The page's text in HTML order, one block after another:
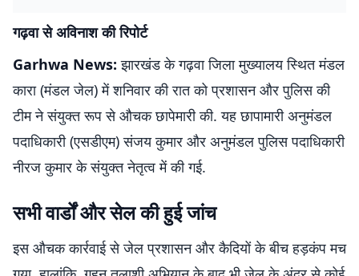
गढ़वा से अविनाश की रिपोर्ट
Garhwa News: झारखंड के गढ़वा जिला मुख्यालय स्थित मंडल
कारा (मंडल जेल) में शनिवार की रात को प्रशासन और पुलिस की
टीम ने संयुक्त रूप से औचक छापेमारी की. यह छापामारी अनुमंडल
पदाधिकारी (एसडीएम) संजय कुमार और अनुमंडल पुलिस पदाधिकारी
नीरज कुमार के संयुक्त नेतृत्व में की गई.
सभी वार्डों और सेल की हुई जांच
इस औचक कार्रवाई से जेल प्रशासन और कैदियों के बीच हड़कंप मच